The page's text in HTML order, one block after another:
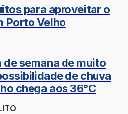
para aproveitar o
Porto Velho
semana de muito
de chuva
chega aos 36°C